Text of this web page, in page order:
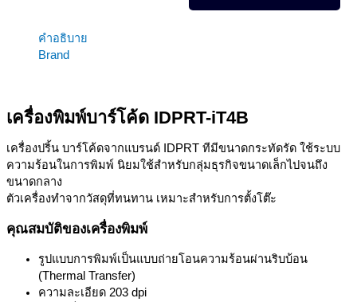
ชิ้น
คำอธิบาย
Brand
เครื่องพิมพ์บาร์โค้ด IDPRT-iT4B
เครื่องปริ้น บาร์โค้ดจากแบรนด์ IDPRT ทีมีขนาดกระทัดรัด ใช้ระบบ
ความร้อนในการพิมพ์ นิยมใช้สำหรับกลุ่มธุรกิจขนาดเล็กไปจนถึง
ขนาดกลาง
ตัวเครื่องทำจากวัสดุที่ทนทาน เหมาะสำหรับการตั้งโต๊ะ
คุณสมบัติของเครื่องพิมพ์
รูปแบบการพิมพ์เป็นแบบถ่ายโอนความร้อนผ่านริบบ้อน
(Thermal Transfer)
ความละเอียด 203 dpi